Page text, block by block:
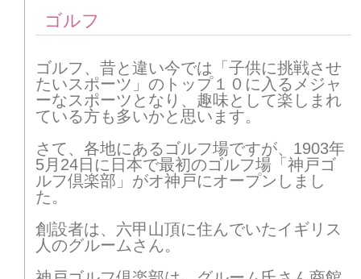
ゴルフ
ゴルフ、昔と違い今では「子供に挑戦させ
たいスポーツ」のトップ１０に入るメジャ
ーなスポーツとなり、趣味として楽しまれ
ている方も多いかと思います。
さて、各地にあるゴルフ場ですが、1903年
5月24日に日本で最初のゴルフ場「神戸ゴ
ルフ倶楽部」がオ神戸にオープンしまし
た。
創設者は、六甲山頂に住んでいたイギリス
人のグルームさん。